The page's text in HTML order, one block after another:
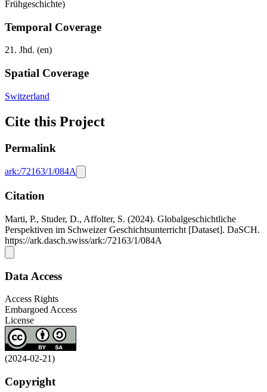
Frühgeschichte)
Temporal Coverage
21. Jhd. (en)
Spatial Coverage
Switzerland
Cite this Project
Permalink
ark:/72163/1/084A
Citation
Marti, P., Studer, D., Affolter, S. (2024). Globalgeschichtliche
Perspektiven im Schweizer Geschichtsunterricht [Dataset]. DaSCH.
https://ark.dasch.swiss/ark:/72163/1/084A
Data Access
Access Rights
Embargoed Access
License
(2024-02-21)
Copyright